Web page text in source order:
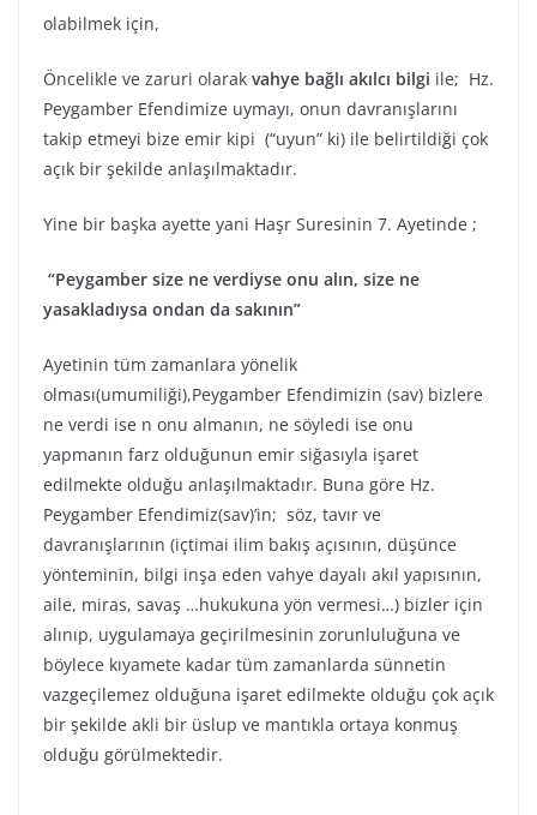
olabilmek için,
Öncelikle ve zaruri olarak vahye bağlı akılcı bilgi ile; Hz.
Peygamber Efendimize uymayı, onun davranışlarını
takip etmeyi bize emir kipi (“uyun” ki) ile belirtildiği çok
açık bir şekilde anlaşılmaktadır.
Yine bir başka ayette yani Haşr Suresinin 7. Ayetinde ;
“Peygamber size ne verdiyse onu alın, size ne
yasakladıysa ondan da sakının”
Ayetinin tüm zamanlara yönelik
olması(umumiliği),Peygamber Efendimizin (sav) bizlere
ne verdi ise n onu almanın, ne söyledi ise onu
yapmanın farz olduğunun emir siğasıyla işaret
edilmekte olduğu anlaşılmaktadır. Buna göre Hz.
Peygamber Efendimiz(sav)’in; söz, tavır ve
davranışlarının (içtimai ilim bakış açısının, düşünce
yönteminin, bilgi inşa eden vahye dayalı akıl yapısının,
aile, miras, savaş …hukukuna yön vermesi…) bizler için
alınıp, uygulamaya geçirilmesinin zorunluluğuna ve
böylece kıyamete kadar tüm zamanlarda sünnetin
vazgeçilemez olduğuna işaret edilmekte olduğu çok açık
bir şekilde akli bir üslup ve mantıkla ortaya konmuş
olduğu görülmektedir.